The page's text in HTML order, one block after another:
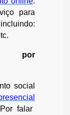
para
por
social
falar